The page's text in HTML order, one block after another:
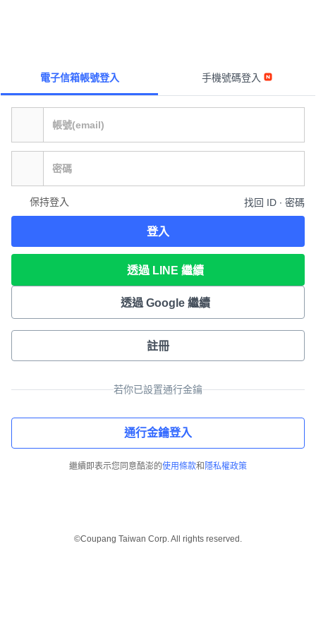
電子信箱帳號登入 手機號碼登入
保持登入 找回 ID ∙ 密碼
登入
透過 LINE 繼續
透過 Google 繼續
註冊
若你已設置通行金鑰
通行金鑰登入
繼續即表示您同意酷澎的使用條款和 隱私權政策
©Coupang Taiwan Corp. All rights reserved.